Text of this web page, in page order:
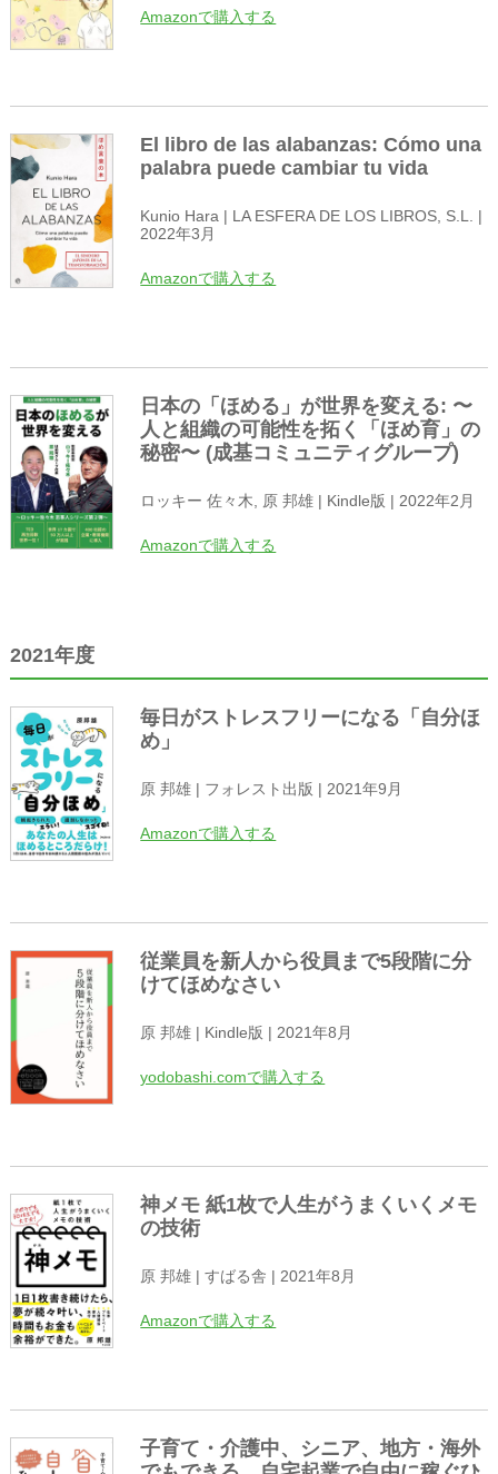
Amazonで購入する
El libro de las alabanzas: Cómo una
palabra puede cambiar tu vida
Kunio Hara | LA ESFERA DE LOS LIBROS, S.L. |
2022年3月
Amazonで購入する
日本の「ほめる」が世界を変える: 〜
人と組織の可能性を拓く「ほめ育」の
秘密〜 (成基コミュニティグループ)
ロッキー 佐々木, 原 邦雄 | Kindle版 | 2022年2月
Amazonで購入する
2021年度
毎日がストレスフリーになる「自分ほ
め」
原 邦雄 | フォレスト出版 | 2021年9月
Amazonで購入する
従業員を新人から役員まで5段階に分
けてほめなさい
原 邦雄 | Kindle版 | 2021年8月
yodobashi.comで購入する
神メモ 紙1枚で人生がうまくいくメモ
の技術
原 邦雄 | すばる舎 | 2021年8月
Amazonで購入する
子育て・介護中、シニア、地方・海外